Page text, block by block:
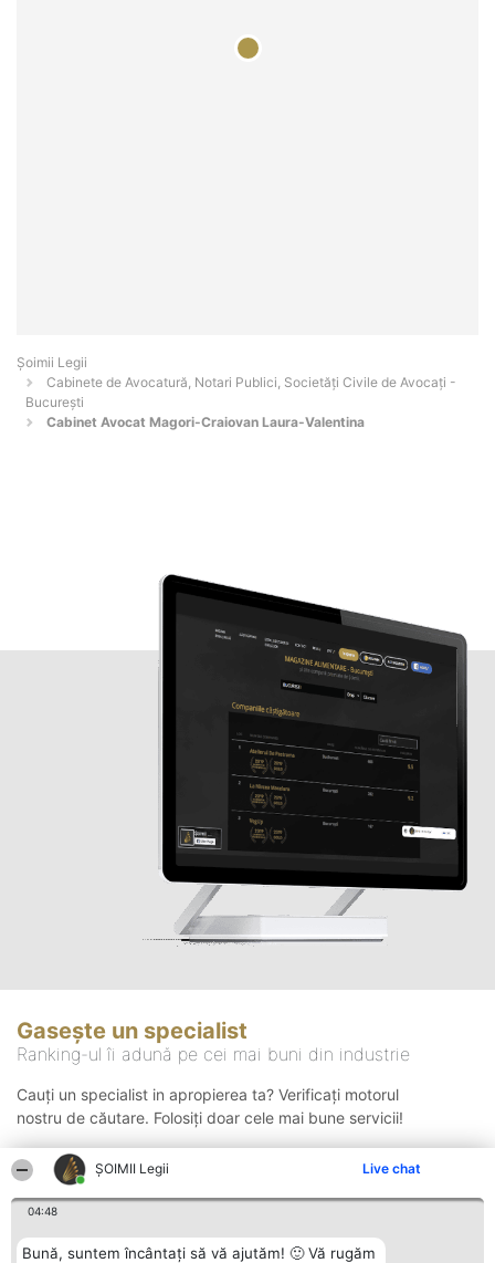
ȘOIMII Legii Live chat
04:48
Bună, suntem încântați să vă ajutăm! 🙂 Vă rugăm
Șoimii Legii
Cabinete de Avocatură, Notari Publici, Societăți Civile de Avocați -
Bucureşti
Cabinet Avocat Magori-Craiovan Laura-Valentina
Gasește un specialist
Ranking-ul îi adună pe cei mai buni din industrie
Cauți un specialist in apropierea ta? Verificați motorul
nostru de căutare. Folosiți doar cele mai bune servicii!